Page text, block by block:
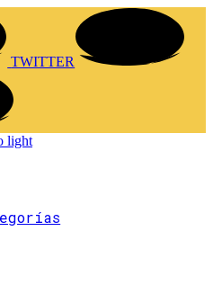
TWITTER